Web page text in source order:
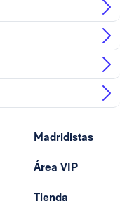
Madridistas
Área VIP
Tienda